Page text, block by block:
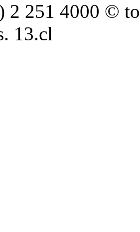
2 251 4000 ©
13.cl